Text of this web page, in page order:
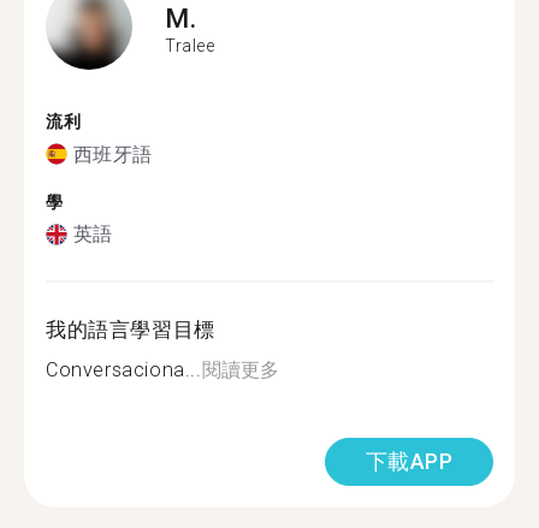
M.
Tralee
流利
西班牙語
學
英語
我的語言學習目標
Conversaciona...閱讀更多
下載APP